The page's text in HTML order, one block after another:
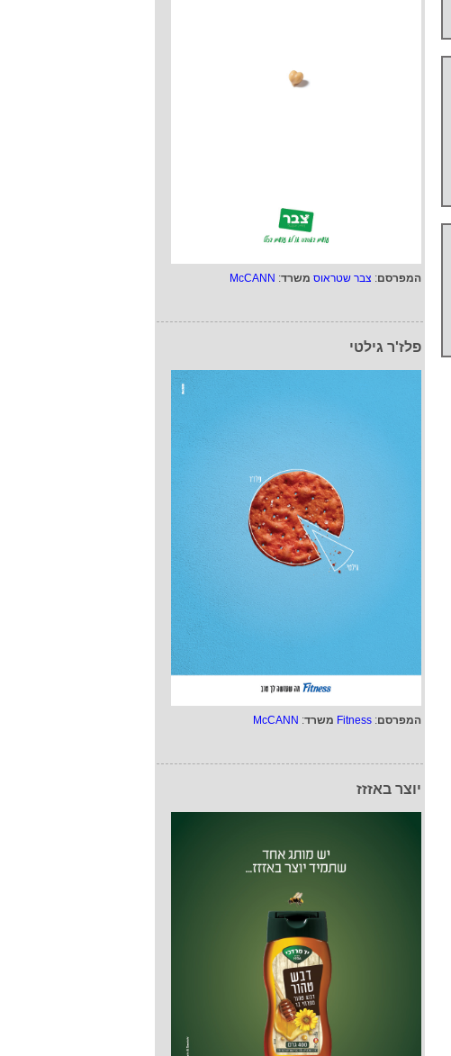
המפרסם: צבר שטראוס משרד:
McCANN
פלז'ר גילטי
המפרסם:
Fitness משרד:
McCANN
יוצר באזזז